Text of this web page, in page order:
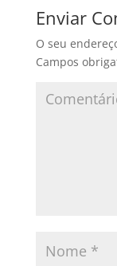
Enviar
O seu
Campos